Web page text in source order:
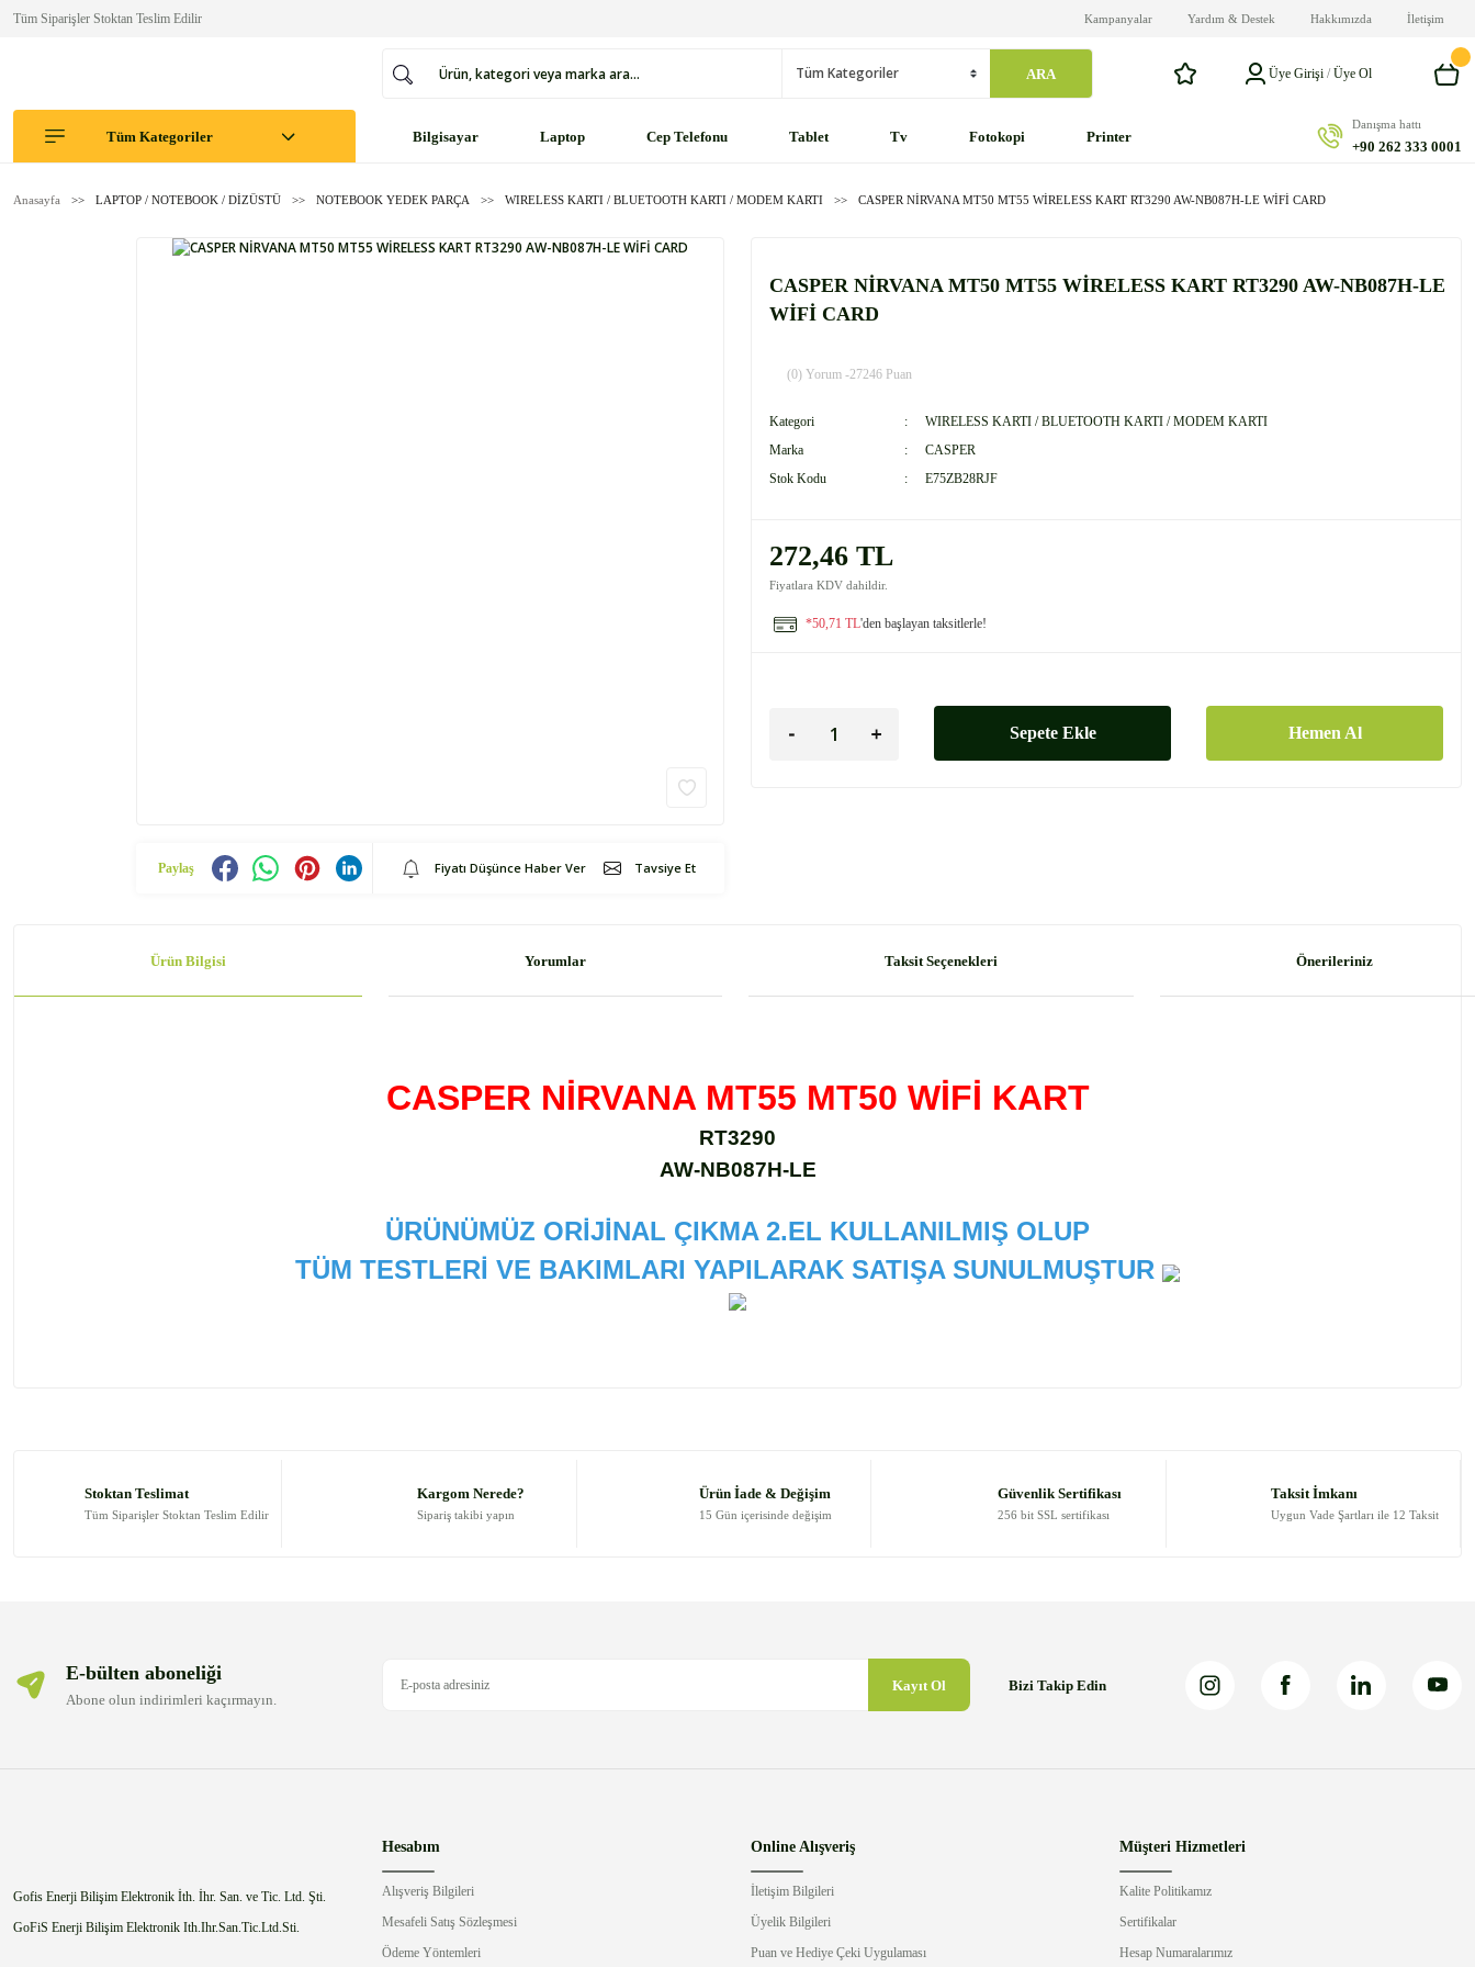
Tüm Siparişler Stoktan Teslim Edilir Kampanyalar Yardım & Destek Hakkımızda İletişim
ARA Üye Girişi /Üye Ol
Tüm Kategoriler Bilgisayar Laptop Cep Telefonu Tablet Tv Fotokopi Printer
Danışma hattı
+90 262 333 0001
Anasayfa LAPTOP / NOTEBOOK / DİZÜSTÜ NOTEBOOK YEDEK PARÇA WIRELESS KARTI / BLUETOOTH KARTI / MODEM KARTI CASPER NİRVANA MT50 MT55 WİRELESS KART RT3290 AW-NB087H-LE WİFİ CARD
Paylaş Fiyatı Düşünce Haber Ver Tavsiye Et
CASPER NİRVANA MT50 MT55 WİRELESS KART RT3290 AW-NB087H-LE
WİFİ CARD
(0) Yorum -27246 Puan
Kategori
WIRELESS KARTI / BLUETOOTH KARTI / MODEM KARTI
Marka
CASPER
Stok Kodu
E75ZB28RJF
272,46 TL
Fiyatlara KDV dahildir.
*50,71 TL'den başlayan taksitlerle!
Sepete Ekle Hemen Al
Ürün Bilgisi Yorumlar Taksit Seçenekleri Önerileriniz
CASPER NİRVANA MT55 MT50 WİFİ KART
RT3290
AW-NB087H-LE
ÜRÜNÜMÜZ ORİJİNAL ÇIKMA 2.EL KULLANILMIŞ OLUP
TÜM TESTLERİ VE BAKIMLARI YAPILARAK SATIŞA SUNULMUŞTUR
Ürün bilgilerinde hatalar bulunuyor.
Stoktan Teslimat
Tüm Siparişler Stoktan Teslim Edilir
Kargom Nerede?
Sipariş takibi yapın
Ürün İade & Değişim
15 Gün içerisinde değişim
Güvenlik Sertifikası
256 bit SSL sertifikası
Taksit İmkanı
Uygun Vade Şartları ile 12 Taksit
E-bülten aboneliği
Abone olun indirimleri kaçırmayın.
Kayıt Ol Bizi Takip Edin
Gofis Enerji Bilişim Elektronik İth. İhr. San. ve Tic. Ltd. Şti.
GoFiS Enerji Bilişim Elektronik Ith.Ihr.San.Tic.Ltd.Sti.
Hesabım
Alışveriş Bilgileri
Mesafeli Satış Sözleşmesi
Ödeme Yöntemleri
Online Alışveriş
İletişim Bilgileri
Üyelik Bilgileri
Puan ve Hediye Çeki Uygulaması
Müşteri Hizmetleri
Kalite Politikamız
Sertifikalar
Hesap Numaralarımız